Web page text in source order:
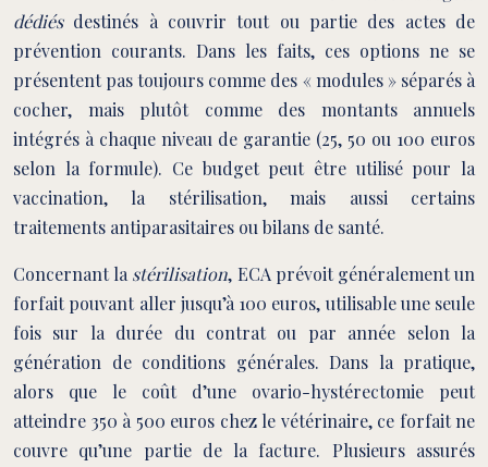
dédiésdestinés à couvrir tout ou partie des actes de
prévention courants. Dans les faits, ces options ne se
présentent pas toujours comme des « modules » séparés à
cocher, mais plutôt comme des montants annuels
intégrés à chaque niveau de garantie (25, 50 ou 100 euros
selon la formule). Ce budget peut être utilisé pour la
vaccination, la stérilisation, mais aussi certains
traitements antiparasitaires ou bilans de santé.
Concernant la stérilisation, ECA prévoit généralement un
forfait pouvant aller jusqu’à 100 euros, utilisable une seule
fois sur la durée du contrat ou par année selon la
génération de conditions générales. Dans la pratique,
alors que le coût d’une ovario-hystérectomie peut
atteindre 350 à 500 euros chez le vétérinaire, ce forfait ne
couvre qu’une partie de la facture. Plusieurs assurés